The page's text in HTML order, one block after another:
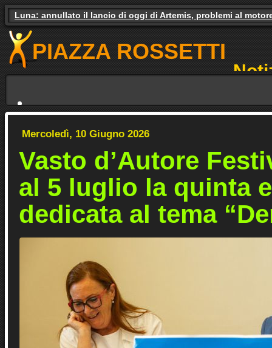
Gas e luce, il governo studia gli aiuti. Il pressing dei partiti
PIAZZA ROSSETTI
Mercoledì, 10 Giugno 2026
Vasto d’Autore
al 5 luglio la quinta
dedicata al tema